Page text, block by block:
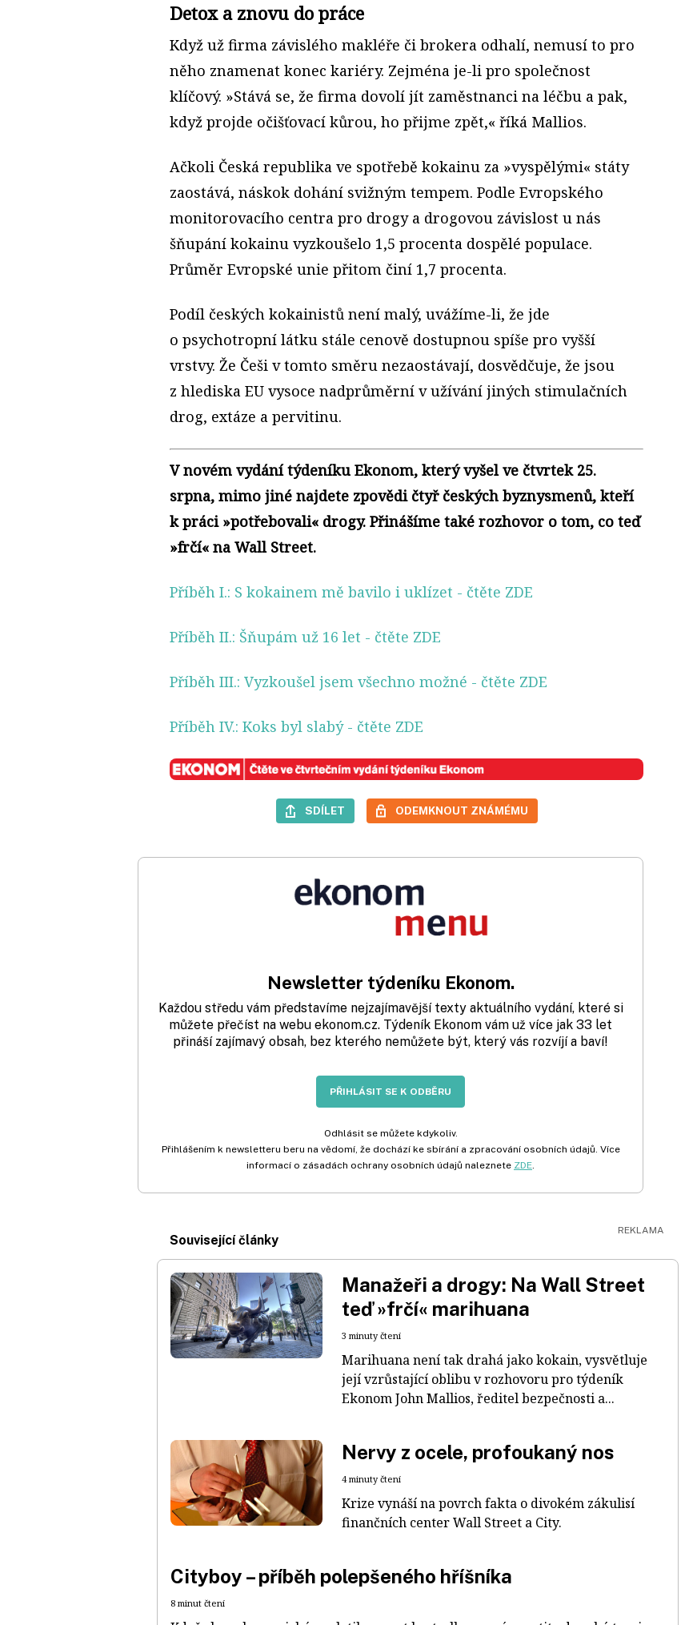
Detox a znovu do práce
Když už firma závislého makléře či brokera odhalí, nemusí to pro
něho znamenat konec kariéry. Zejména je-li pro společnost
klíčový. »Stává se, že firma dovolí jít zaměstnanci na léčbu a pak,
když projde očišťovací kůrou, ho přijme zpět,« říká Mallios.
Ačkoli Česká republika ve spotřebě kokainu za »vyspělými« státy
zaostává, náskok dohání svižným tempem. Podle Evropského
monitorovacího centra pro drogy a drogovou závislost u nás
šňupání kokainu vyzkoušelo 1,5 procenta dospělé populace.
Průměr Evropské unie přitom činí 1,7 procenta.
Podíl českých kokainistů není malý, uvážíme-li, že jde
o psychotropní látku stále cenově dostupnou spíše pro vyšší
vrstvy. Že Češi v tomto směru nezaostávají, dosvědčuje, že jsou
z hlediska EU vysoce nadprůměrní v užívání jiných stimulačních
drog, extáze a pervitinu.
V novém vydání týdeníku Ekonom, který vyšel ve čtvrtek 25.
srpna, mimo jiné najdete zpovědi čtyř českých byznysmenů, kteří
k práci »potřebovali« drogy. Přinášíme také rozhovor o tom, co teď
»frčí« na Wall Street.
Příběh I.: S kokainem mě bavilo i uklízet - čtěte ZDE
Příběh II.: Šňupám už 16 let - čtěte ZDE
Příběh III.: Vyzkoušel jsem všechno možné - čtěte ZDE
Příběh IV.: Koks byl slabý- čtěte ZDE
SDÍLET ODEMKNOUT ZNÁMÉMU
Newsletter týdeníku Ekonom.
Každou středu vám představíme nejzajímavější texty aktuálního vydání, které si
můžete přečíst na webu ekonom.cz. Týdeník Ekonom vám už více jak 33 let
přináší zajímavý obsah, bez kterého nemůžete být, který vás rozvíjí a baví!
PŘIHLÁSIT SE K ODBĚRU
Odhlásit se můžete kdykoliv.
Přihlášením k newsletteru beru na vědomí, že dochází ke sbírání a zpracování osobních údajů. Více
informací o zásadách ochrany osobních údajů naleznete ZDE.
Související články
Manažeři a drogy: Na Wall Street
teď »frčí« marihuana
3 minuty čtení
Marihuana není tak drahá jako kokain, vysvětluje
její vzrůstající oblibu v rozhovoru pro týdeník
Ekonom John Mallios, ředitel bezpečnosti a...
Nervy z ocele, profoukaný nos
4 minuty čtení
Krize vynáší na povrch fakta o divokém zákulisí
finančních center Wall Street a City.
Cityboy – příběh polepšeného hříšníka
8 minut čtení